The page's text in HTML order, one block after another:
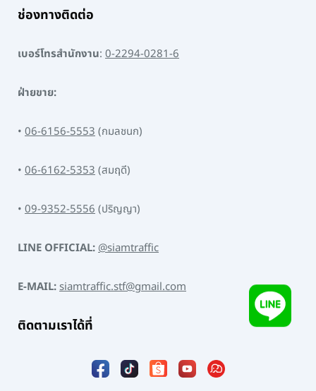
ช่องทางติดต่อ
เบอร์โทรสำนักงาน: 0-2294-0281-6
ฝ่ายขาย:
• 06-6156-5553 (กมลชนก)
• 06-6162-5353 (สมฤดี)
• 09-9352-5556 (ปริญญา)
LINE OFFICIAL: @siamtraffic
E-MAIL: siamtraffic.stf@gmail.com
ติดตามเราได้ที่